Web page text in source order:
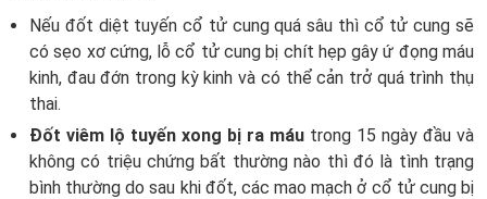
Nếu đốt diệt tuyến cổ tử cung quá sâu thì cổ tử cung sẽ
có sẹo xơ cứng, lỗ cổ tử cung bị chít hẹp gây ứ đọng máu
kinh, đau đớn trong kỳ kinh và có thể cản trở quá trình thụ
thai.
Đốt viêm lộ tuyến xong bị ra máu trong 15 ngày đầu và
không có triệu chứng bất thường nào thì đó là tình trạng
bình thường do sau khi đốt, các mao mạch ở cổ tử cung bị